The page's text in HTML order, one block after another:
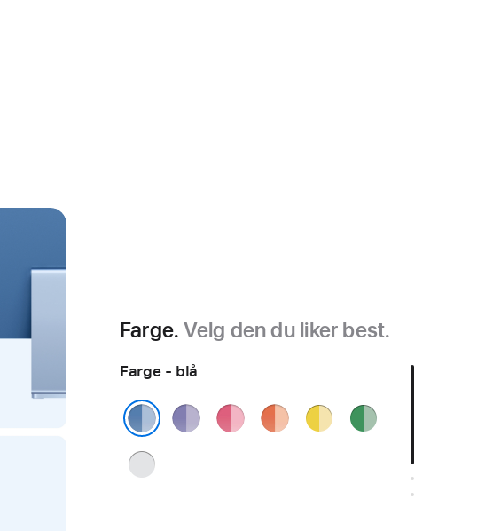
Farge. Velg den du liker best.
Farge - blå
lilla rosa oransjegul grønn
sølv